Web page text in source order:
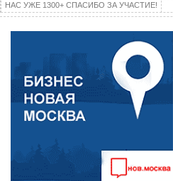
НАС УЖЕ 1300+ СПАСИБО ЗА УЧАСТИЕ!